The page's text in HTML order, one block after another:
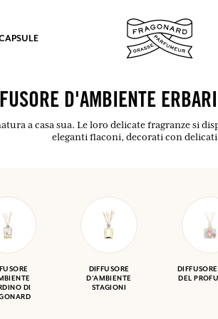
D'AMBIENTE
a casa sua. Le loro delicate fragranze si
eleganti flaconi, decorati con
DI
DIFFUSORE
D'AMBIENTE
STAGIONI
DEL